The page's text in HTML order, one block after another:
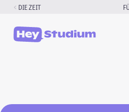
Zum
springen
DIE ZEIT